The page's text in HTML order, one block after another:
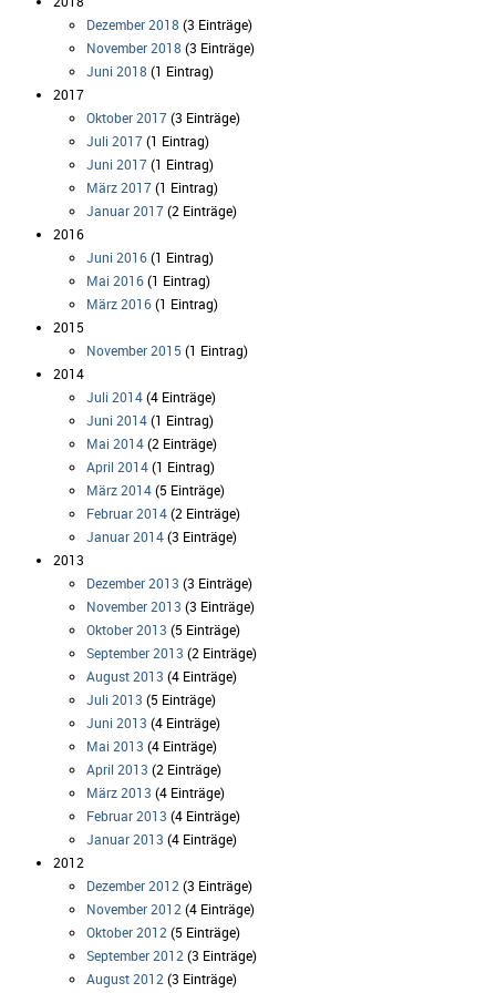
Dezember 2018 (3 Einträge)
November 2018 (3 Einträge)
Juni 2018 (1 Eintrag)
2017
Oktober 2017(3 Einträge)
Juli 2017(1 Eintrag)
Juni 2017(1 Eintrag)
März 2017(1 Eintrag)
Januar 2017(2 Einträge)
2016
Juni 2016(1 Eintrag)
Mai 2016(1 Eintrag)
März 2016(1 Eintrag)
2015
November 2015 (1 Eintrag)
2014
Juli 2014(4 Einträge)
Juni 2014(1 Eintrag)
Mai 2014(2 Einträge)
April 2014(1 Eintrag)
März 2014(5 Einträge)
Februar 2014(2 Einträge)
Januar 2014(3 Einträge)
2013
Dezember 2013 (3 Einträge)
November 2013 (3 Einträge)
Oktober 2013 (5 Einträge)
September 2013 (2 Einträge)
August 2013 (4 Einträge)
Juli 2013 (5 Einträge)
Juni 2013 (4 Einträge)
Mai 2013 (4 Einträge)
April 2013 (2 Einträge)
März 2013 (4 Einträge)
Februar 2013 (4 Einträge)
Januar 2013 (4 Einträge)
2012
Dezember 2012 (3 Einträge)
November 2012 (4 Einträge)
Oktober 2012 (5 Einträge)
September 2012 (3 Einträge)
August 2012 (3 Einträge)